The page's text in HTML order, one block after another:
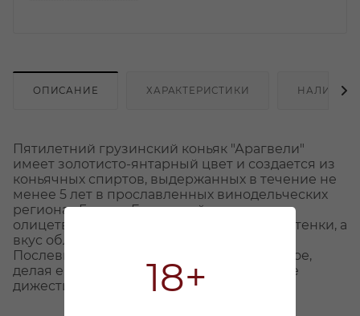
18+
ОПИСАНИЕ ХАРАКТЕРИСТИКИ НАЛИЧИЕ
Пятилетний грузинский коньяк "Арагвели"
имеет золотисто-янтарный цвет и создается из
коньячных спиртов, выдержанных в течение не
менее 5 лет в прославленных винодельческих
регионах Грузии. Его тонкий аромат
олицетворяет характерные цветочные оттенки, а
вкус обладает гармонией с нотами ореха.
Послевкусие приятное и продолжительное,
делая его идеальным выбором в качестве
дижестива.